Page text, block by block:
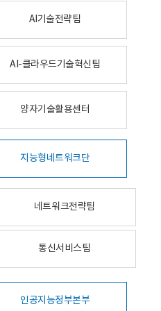
AI기술전략팀
AI-클라우드기술혁신팀
양자기술활용센터
지능형네트워크단
네트워크전략팀
통신서비스팀
인공지능정부본부